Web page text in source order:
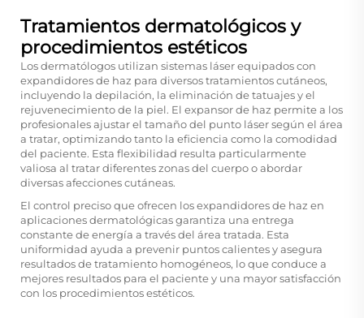
Tratamientos dermatológicos y
procedimientos estéticos
Los dermatólogos utilizan sistemas láser equipados con
expandidores de haz para diversos tratamientos cutáneos,
incluyendo la depilación, la eliminación de tatuajes y el
rejuvenecimiento de la piel. El expansor de haz permite a los
profesionales ajustar el tamaño del punto láser según el área
a tratar, optimizando tanto la eficiencia como la comodidad
del paciente. Esta flexibilidad resulta particularmente
valiosa al tratar diferentes zonas del cuerpo o abordar
diversas afecciones cutáneas.
El control preciso que ofrecen los expandidores de haz en
aplicaciones dermatológicas garantiza una entrega
constante de energía a través del área tratada. Esta
uniformidad ayuda a prevenir puntos calientes y asegura
resultados de tratamiento homogéneos, lo que conduce a
mejores resultados para el paciente y una mayor satisfacción
con los procedimientos estéticos.